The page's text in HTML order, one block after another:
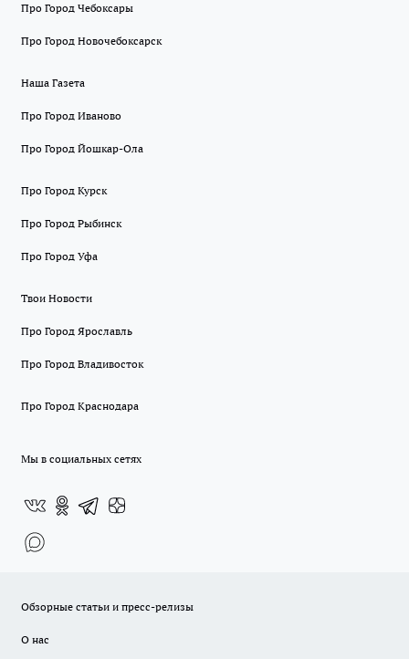
Про Город Чебоксары
Про Город Новочебоксарск
Наша Газета
Про Город Иваново
Про Город Йошкар-Ола
Про Город Курск
Про Город Рыбинск
Про Город Уфа
Твои Новости
Про Город Ярославль
Про Город Владивосток
Про Город Краснодара
Мы в социальных сетях
Обзорные статьи и пресс-релизы
О нас